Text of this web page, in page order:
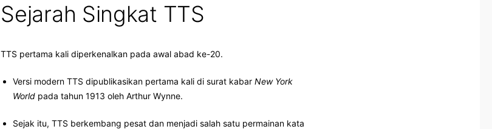
Sejarah Singkat TTS
TTS pertama kali diperkenalkan pada awal abad ke-20.
Versi modern TTS dipublikasikan pertama kali di surat kabarNew York
World pada tahun 1913 oleh Arthur Wynne.
Sejak itu, TTS berkembang pesat dan menjadi salah satu permainan kata